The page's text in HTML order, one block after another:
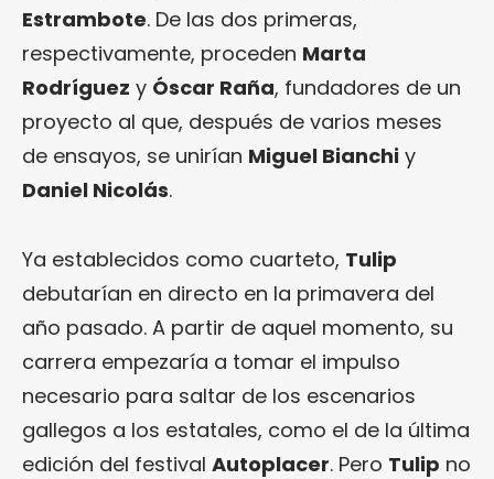
Estrambote. De las dos primeras,
respectivamente, proceden Marta
Rodríguez y Óscar Raña, fundadores de un
proyecto al que, después de varios meses
de ensayos, se unirían Miguel Bianchi y
Daniel Nicolás.
Ya establecidos como cuarteto, Tulip
debutarían en directo en la primavera del
año pasado. A partir de aquel momento, su
carrera empezaría a tomar el impulso
necesario para saltar de los escenarios
gallegos a los estatales, como el de la última
edición del festival Autoplacer. Pero Tulip no